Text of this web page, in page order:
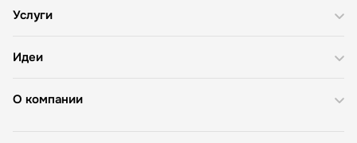
О компании
Услуги
Идеи